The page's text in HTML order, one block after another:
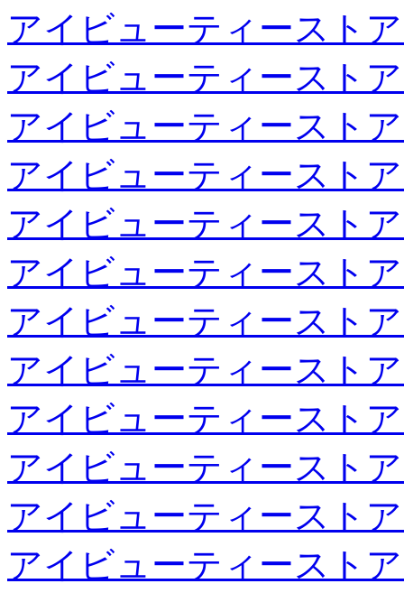
アイビューティースト
アイビューティースト
アイビューティースト
アイビューティースト
アイビューティースト
アイビューティースト
アイビューティースト
アイビューティースト
アイビューティースト
アイビューティースト
アイビューティースト
アイビューティースト